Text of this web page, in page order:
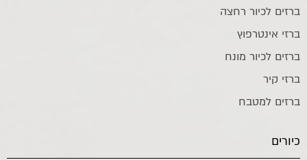
ברזים לכיור רחצה
ברזי אינטרפוץ
ברזים לכיור מונח
ברזי קיר
ברזים למטבח
כיורים